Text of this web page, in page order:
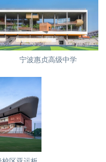
宁波惠贞高级中学